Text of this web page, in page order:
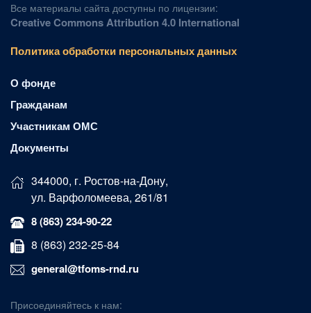
Все материалы сайта доступны по лицензии:
Creative Commons Attribution 4.0 International
Политика обработки персональных данных
О фонде
Гражданам
Участникам ОМС
Документы
344000, г. Ростов-на-Дону,
ул. Варфоломеева, 261/81
8 (863) 234-90-22
8 (863) 232-25-84
general@tfoms-rnd.ru
Присоединяйтесь к нам: